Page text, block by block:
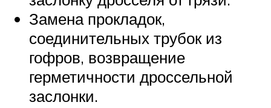
Замена прокладок,
соединительных трубок из
гофров, возвращение
герметичности дроссельной
заслонки.